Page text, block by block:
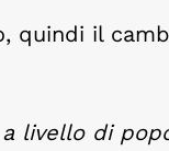
quindi il
livello di